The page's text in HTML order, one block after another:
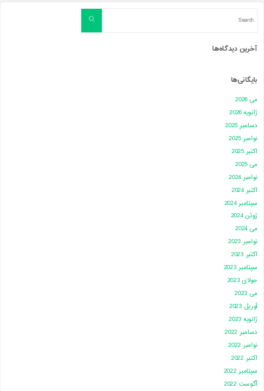
Search
آخرین دیدگاه‌ها
بایگانی‌ها
می 2026
ژانویه 2026
دسامبر 2025
نوامبر 2025
اکتبر 2025
می 2025
نوامبر 2024
اکتبر 2024
سپتامبر 2024
ژوئن 2024
می 2024
نوامبر 2023
اکتبر 2023
سپتامبر 2023
جولای 2023
می 2023
آوریل 2023
ژانویه 2023
دسامبر 2022
نوامبر 2022
اکتبر 2022
سپتامبر 2022
آگوست 2022